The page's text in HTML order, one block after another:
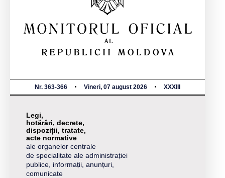
Nr. 363-366 Vineri, 07 august 2026 XXXIII
Legi,
hotărâri, decrete,
dispoziții, tratate,
acte normative
ale organelor centrale
de specialitate ale administrației
publice, informații, anunțuri,
comunicate